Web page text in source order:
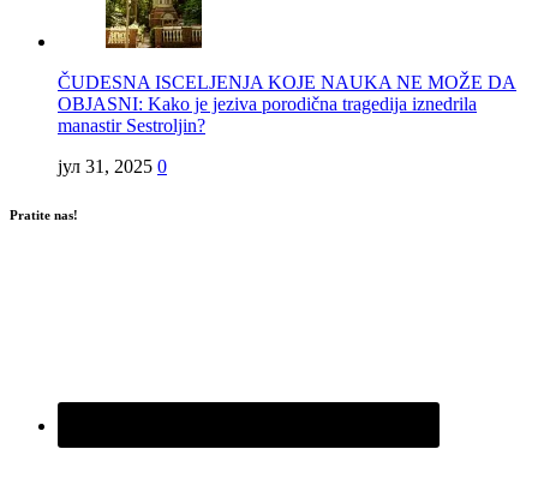
ČUDESNA ISCELJENJA KOJE NAUKA NE MOŽE DA
OBJASNI: Kako je jeziva porodična tragedija iznedrila
manastir Sestroljin?
јул 31, 2025 0
Pratite nas!